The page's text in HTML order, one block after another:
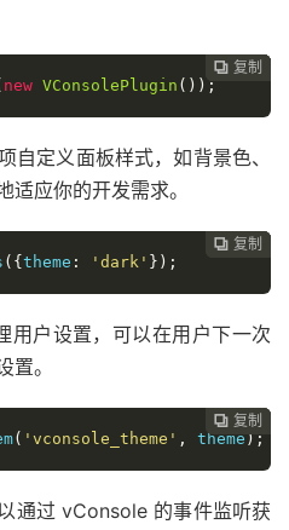
 复制
 复制
 复制
 复制
 复制
new VConsolePlugin ());
定义面板样式，如背景色、
适应你的开发需求。
 复制
 复制
 复制
 复制
({ theme : 'dark' });
用户设置，可以在用户下一次
。
 复制
 复制
 复制
( 'vconsole_theme' , theme );
通过 vConsole 的事件监听获